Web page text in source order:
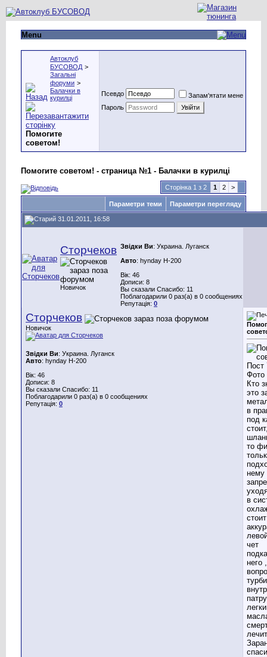
Menu
Автоклуб
БУСОВОД >
Загальні
форуми >
Балачки в
курилці
Помогите
советом!
Псевдо
Запам'ятати мене
Пароль
Помогите советом! - страница №1 - Балачки в курилці
Сторінка 1 з 2 1 2 >
Параметри теми Параметри перегляду
31.01.2011, 16:58
Сторчеков
Новичок
Звідки Ви: Украина. Луганск
Авто: hynday H-200
Вік: 46
Дописи: 8
Вы сказали Спасибо: 11
Поблагодарили 0 раз(а) в 0 сообщениях
Репутація: 0
Сторчеков
Новичок
Звідки Ви: Украина. Луганск
Авто: hynday H-200
Вік: 46
Дописи: 8
Вы сказали Спасибо: 11
Поблагодарили 0 раз(а) в 0 сообщениях
Репутація: 0
Кто
это
в
под
то
нему
в
чет
него